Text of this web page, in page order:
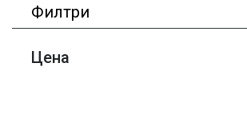
Филтри
Цена